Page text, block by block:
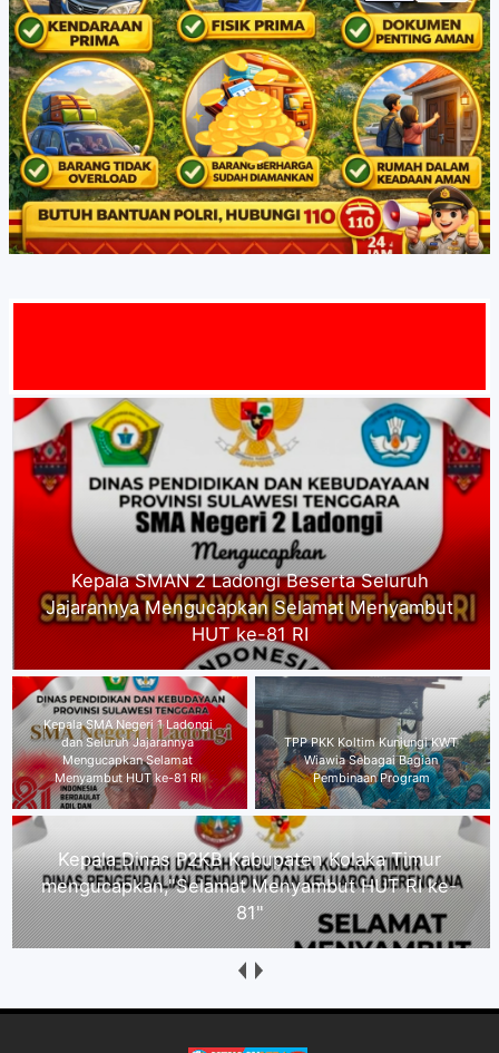
Kepala SMA Negeri 1 Ladongi dan Seluruh
Jajarannya Mengucapkan Selamat Menyambut
HUT ke-81 RI
TPP PKK Koltim Kunjungi KWT
Wiawia Sebagai Bagian
Pembinaan Program
Kepala Dinas P2KB Kabupaten
Kolaka Timur
mengucapkan,"Selamat
Menyambut HUT RI ke-81"
Direktur Kolaka Media Institute Kecam Dugaan
Intimidasi Wartawan Nasionalinfo.com, Minta
Proses Hukum Berjalan